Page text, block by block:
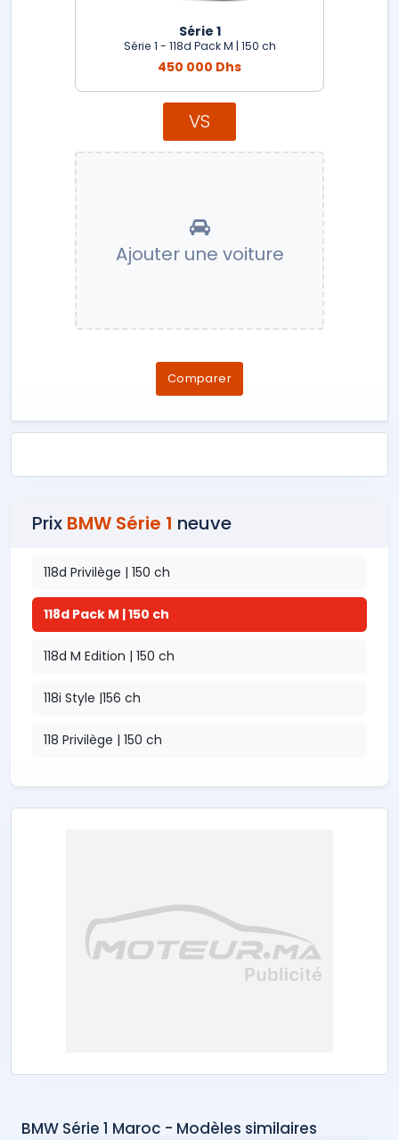
Série 1
Série 1 - 118d Pack M | 150 ch
450 000 Dhs
VS
Ajouter une voiture
Comparer
Prix BMW Série 1 neuve
118d Privilège | 150 ch
118d Pack M | 150 ch
118d M Edition | 150 ch
118i Style |156 ch
118 Privilège | 150 ch
BMW Série 1 Maroc - Modèles similaires